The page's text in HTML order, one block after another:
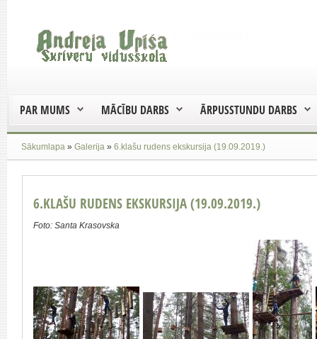
PAR MUMS MĀCĪBU DARBS ĀRPUSSTUNDU DARBS
Sākumlapa » Galerija » 6.klašu rudens ekskursija (19.09.2019.)
6.KLAŠU RUDENS EKSKURSIJA (19.09.2019.)
Foto: Santa Krasovska